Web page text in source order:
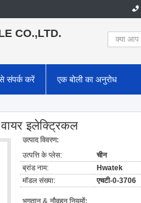
CO.,LTD.
संपर्क करें एक बोली का अनुरोध
इलेक्ट्रिकल
उत्पाद विवरण:
उत्पत्ति के प्लेस:
चीन
ब्रांड नाम:
Hwatek
मॉडल संख्या:
एचटी-0-3706
भुगतान & नौवहन नियमों: